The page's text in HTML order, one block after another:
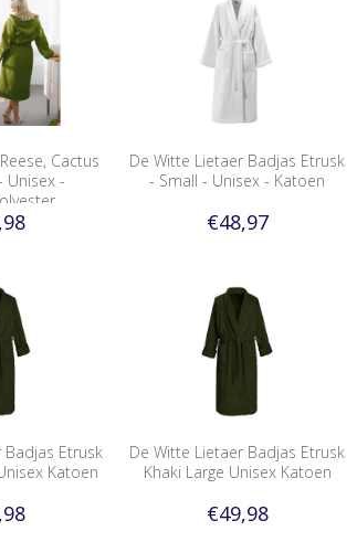
Cactus
Unisex -
De Witte Lietaer Badjas Etrusk
- Small - Unisex - Katoen
€48,97
Etrusk
Katoen
De Witte Lietaer Badjas Etrusk
Khaki Large Unisex Katoen
€49,98